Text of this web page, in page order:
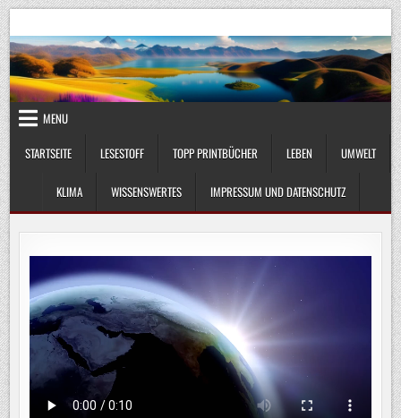
Skip
to
content
UmweltKlima.com
MENU
STARTSEITE
LESESTOFF TOPP PRINTBÜCHER LEBEN UMWELT
KLIMA WISSENSWERTES IMPRESSUM UND DATENSCHUTZ